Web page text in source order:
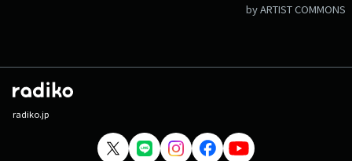
by ARTIST COMMONS
radiko.jp